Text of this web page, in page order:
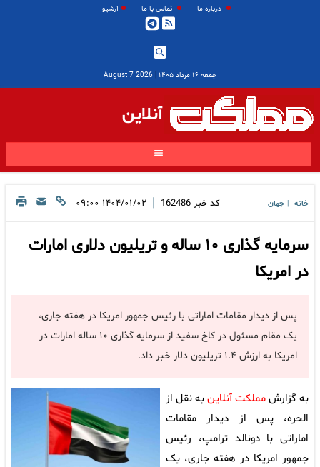
درباره ما تماس با ما آرشیو
جمعه ۱۶ مرداد ۱۴۰۵ |
2026 August 7
آنلاین
خانه جهان کد خبر 162486
| ۱۴۰۴/۰۱/۰۲ ۰۹:۰۰
سرمایه گذاری ۱۰ ساله و تریلیون دلاری امارات
در امریکا
پس از دیدار مقامات اماراتی با رئیس جمهور امریکا در هفته جاری،
یک مقام مسئول در کاخ سفید از سرمایه گذاری ۱۰ ساله امارات در
امریکا به ارزش ۱.۴ تریلیون دلار خبر داد.
به گزارشمملکت آنلاینبه نقل از
الحره، پس از دیدار مقامات
اماراتی با دونالد ترامپ، رئیس
جمهور امریکا در هفته جاری، یک